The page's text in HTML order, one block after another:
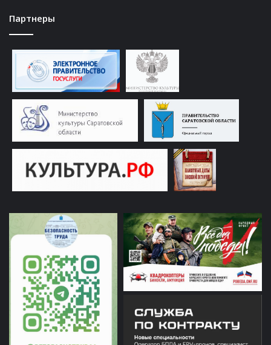
Партнеры